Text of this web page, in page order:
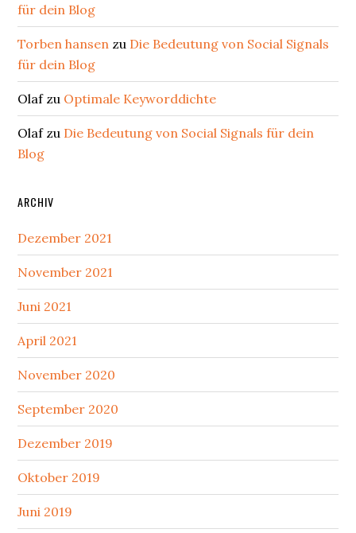
für dein Blog
Torben hansen zu Die Bedeutung von Social Signals
für dein Blog
Olafzu Optimale Keyworddichte
Olafzu Die Bedeutung von Social Signals für dein
Blog
ARCHIV
Dezember 2021
November 2021
Juni 2021
April 2021
November 2020
September 2020
Dezember 2019
Oktober 2019
Juni 2019